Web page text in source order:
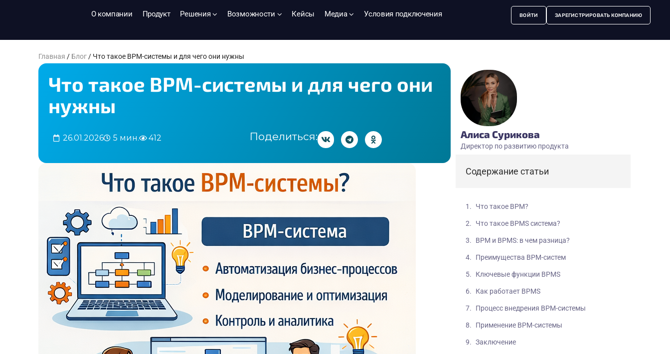
О компании Продукт Решения Возможности Кейсы Медиа Условия подключения ВОЙТИ ЗАРЕГИСТРИРОВАТЬ КОМПАНИЮ
Главная / Блог / Что такое BPM-системы и для чего они нужны
Что такое BPM-системы и для чего они
нужны
26.01.2026 5 мин. 412 Поделиться: Алиса Сурикова
Директор по развитию продукта
Содержание статьи
Что такое BPM?
Что такое BPMS система?
BPM и BPMS: в чем разница?
Преимущества BPM-систем
Ключевые функции BPMS
Как работает BPMS
Процесс внедрения BPM-системы
Применение BPM-системы
Заключение